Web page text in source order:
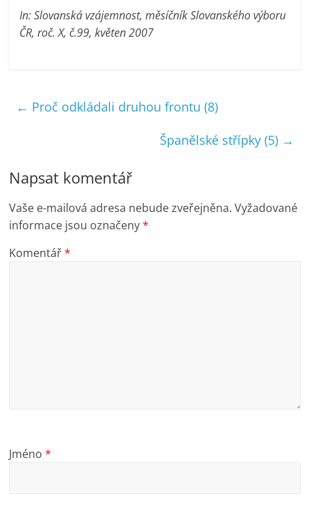
In: Slovanská vzájemnost, měsíčník Slovanského výboru
ČR, roč. X, č.99, květen 2007
← Proč odkládali druhou frontu (8)
Španělské střípky (5) →
Napsat komentář
Vaše e-mailová adresa nebude zveřejněna. Vyžadované
informace jsou označeny*
Komentář*
Jméno*